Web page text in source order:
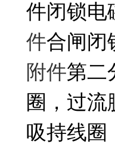
件闭锁电
件合闸闭
附件第二
圈，过
吸持线圈